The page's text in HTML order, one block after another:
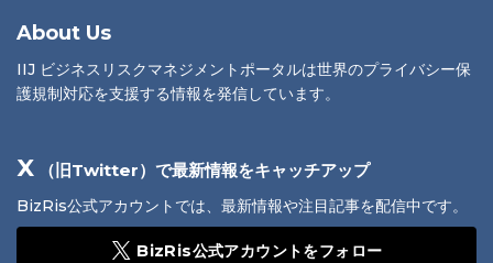
About Us
IIJ ビジネスリスクマネジメントポータルは世界のプライバシー保
護規制対応を支援する情報を発信しています。
X （旧Twitter）で最新情報をキャッチアップ
BizRis公式アカウントでは、最新情報や注目記事を配信中です。
BizRis公式アカウントをフォロー